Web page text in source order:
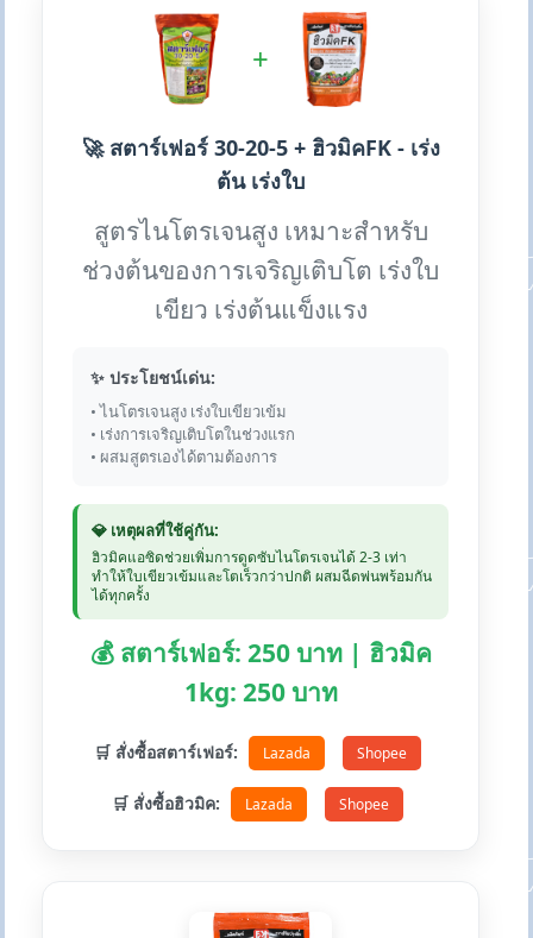
+
🚀 สตาร์เฟอร์ 30-20-5 + ฮิวมิคFK - เร่ง
ต้น เร่งใบ
สูตรไนโตรเจนสูง เหมาะสำหรับ
ช่วงต้นของการเจริญเติบโต เร่งใบ
เขียว เร่งต้นแข็งแรง
✨ ประโยชน์เด่น:
• ไนโตรเจนสูง เร่งใบเขียวเข้ม
• เร่งการเจริญเติบโตในช่วงแรก
• ผสมสูตรเองได้ตามต้องการ
💎 เหตุผลที่ใช้คู่กัน:
ฮิวมิคแอซิดช่วยเพิ่มการดูดซับไนโตรเจนได้ 2-3 เท่า
ทำให้ใบเขียวเข้มและโตเร็วกว่าปกติ ผสมฉีดพ่นพร้อมกัน
ได้ทุกครั้ง
💰 สตาร์เฟอร์: 250 บาท | ฮิวมิค
1kg: 250 บาท
🛒 สั่งซื้อสตาร์เฟอร์: Lazada Shopee
🛒 สั่งซื้อฮิวมิค: Lazada Shopee